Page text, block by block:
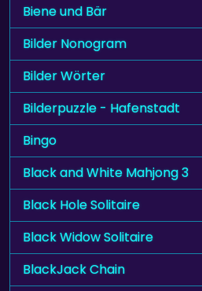
Biene und Bär
Bilder Nonogram
Bilder Wörter
Bilderpuzzle - Hafenstadt
Bingo
Black and White Mahjong 3
Black Hole Solitaire
Black Widow Solitaire
BlackJack Chain